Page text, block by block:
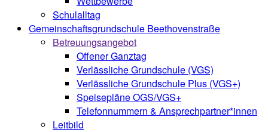
Schulalltag
Gemeinschaftsgrundschule Beethovenstraße
Betreuungsangebot
Offener Ganztag
Verlässliche Grundschule (VGS)
Verlässliche Grundschule Plus (VGS+)
Speisepläne OGS/VGS+
Telefonnummern & Ansprechpartner*innen
Leitbild